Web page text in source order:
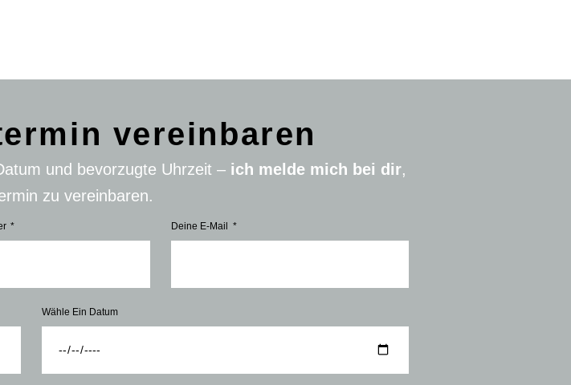
vereinbaren
und bevorzugte Uhrzeit – ich melde mich bei dir,
zu vereinbaren.
Deine E-Mail
Wähle Ein Datum